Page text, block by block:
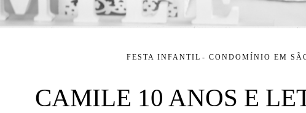
FESTA INFANTIL CONDOMÍNIO EM
CAMILE 10 ANOS E